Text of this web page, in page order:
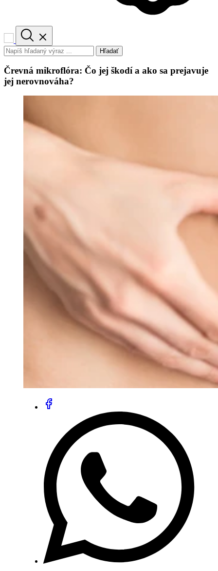
Hľadať
Črevná mikroflóra: Čo jej škodí a ako sa prejavuje
jej nerovnováha?